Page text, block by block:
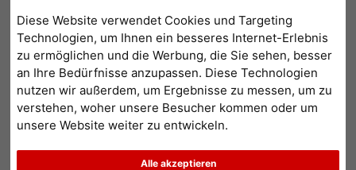
Diese Website verwendet Cookies und Targeting
Technologien, um Ihnen ein besseres Internet-Erlebnis
zu ermöglichen und die Werbung, die Sie sehen, besser
an Ihre Bedürfnisse anzupassen. Diese Technologien
nutzen wir außerdem, um Ergebnisse zu messen, um zu
verstehen, woher unsere Besucher kommen oder um
unsere Website weiter zu entwickeln.
Alle akzeptieren